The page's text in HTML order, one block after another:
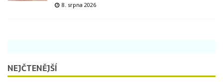
8. srpna 2026
NEJČTENĚJŠÍ